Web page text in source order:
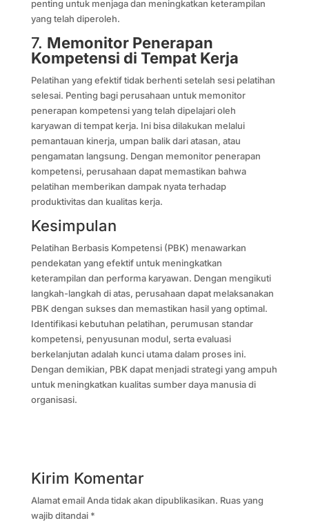
penting untuk menjaga dan meningkatkan keterampilan
yang telah diperoleh.
7. Memonitor Penerapan
Kompetensi di Tempat Kerja
Pelatihan yang efektif tidak berhenti setelah sesi pelatihan
selesai. Penting bagi perusahaan untuk memonitor
penerapan kompetensi yang telah dipelajari oleh
karyawan di tempat kerja. Ini bisa dilakukan melalui
pemantauan kinerja, umpan balik dari atasan, atau
pengamatan langsung. Dengan memonitor penerapan
kompetensi, perusahaan dapat memastikan bahwa
pelatihan memberikan dampak nyata terhadap
produktivitas dan kualitas kerja.
Kesimpulan
Pelatihan Berbasis Kompetensi (PBK) menawarkan
pendekatan yang efektif untuk meningkatkan
keterampilan dan performa karyawan. Dengan mengikuti
langkah-langkah di atas, perusahaan dapat melaksanakan
PBK dengan sukses dan memastikan hasil yang optimal.
Identifikasi kebutuhan pelatihan, perumusan standar
kompetensi, penyusunan modul, serta evaluasi
berkelanjutan adalah kunci utama dalam proses ini.
Dengan demikian, PBK dapat menjadi strategi yang ampuh
untuk meningkatkan kualitas sumber daya manusia di
organisasi.
Kirim Komentar
Alamat email Anda tidak akan dipublikasikan. Ruas yang
wajib ditandai *